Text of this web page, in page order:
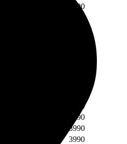
5490
частей 30х40
7490
частей 40х40
5990
частей 40х40
8990
частей 20х45
3990